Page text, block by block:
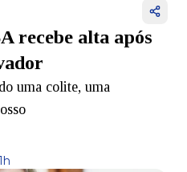
recebe alta após
uma colite, uma